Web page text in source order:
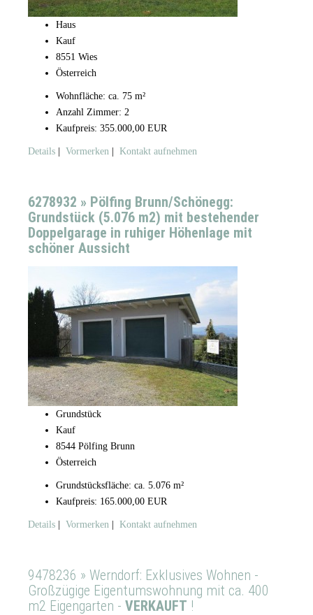
Haus
Kauf
8551 Wies
Österreich
Wohnfläche: ca. 75 m²
Anzahl Zimmer: 2
Kaufpreis: 355.000,00 EUR
Details | Vormerken | Kontakt aufnehmen
6278932 » Pölfing Brunn/Schönegg:
Grundstück (5.076 m2) mit bestehender
Doppelgarage in ruhiger Höhenlage mit
schöner Aussicht
Grundstück
Kauf
8544 Pölfing Brunn
Österreich
Grundstücksfläche: ca. 5.076 m²
Kaufpreis: 165.000,00 EUR
Details | Vormerken | Kontakt aufnehmen
9478236 » Werndorf: Exklusives Wohnen -
Großzügige Eigentumswohnung mit ca. 400
m2 Eigengarten - VERKAUFT !